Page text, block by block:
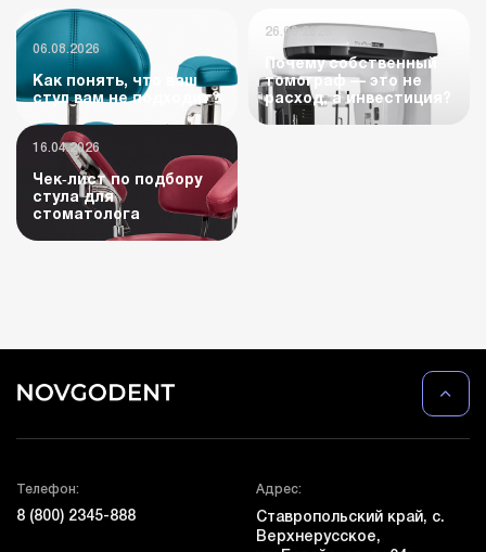
06.08.2026
Как понять, что ваш
стул вам не подходит?
26.06.2026
Почему собственный
томограф — это не
расход, а инвестиция?
16.04.2026
Чек‑лист по подбору
стула для
стоматолога
Телефон:
8 (800) 2345-888
Адрес:
Ставропольский край, с.
Верхнерусское,